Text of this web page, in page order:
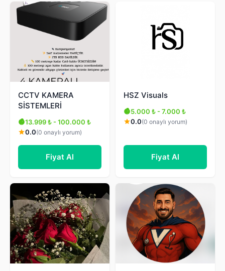
CCTV KAMERA
SİSTEMLERİ
13.999 ₺ - 100.000 ₺
0.0(0 onaylı yorum)
Fiyat Al
HSZ Visuals
5.000 ₺ - 7.000 ₺
0.0(0 onaylı yorum)
Fiyat Al